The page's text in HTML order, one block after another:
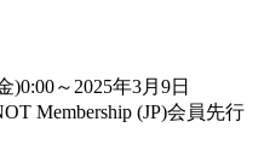
)0:00～2025年3月9日
Membership (JP)会員先行